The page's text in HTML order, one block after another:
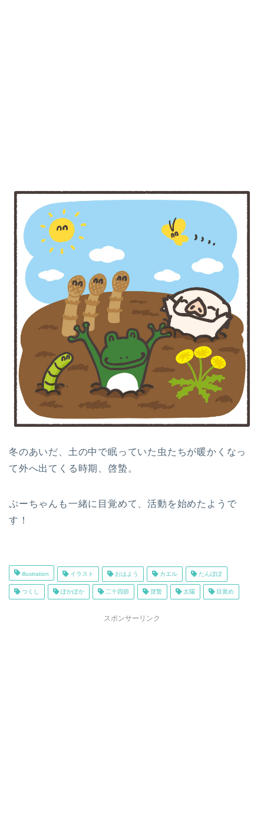
冬のあいだ、土の中で眠っていた虫たちが暖かくなっ
て外へ出てくる時期、啓蟄。
ぷーちゃんも一緒に目覚めて、活動を始めたようで
す！
illustration イラスト おはよう カエル たんぽぽ
つくし ぽかぽか 二十四節 啓蟄 太陽 目覚め
スポンサーリンク